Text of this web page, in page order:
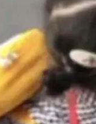
以
范
落地
产力
CI
率
新
新
是类
文
题